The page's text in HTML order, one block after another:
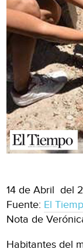
14 de Abril del
Fuente: El
Nota de
Habitantes del